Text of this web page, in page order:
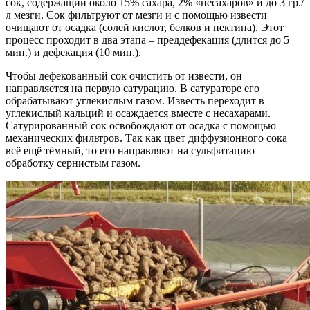
сок, содержащий около 15% сахара, 2% «несахаров» и до 3 гр./
л мезги. Сок фильтруют от мезги и с помощью извести
очищают от осадка (солей кислот, белков и пектина). Этот
процесс проходит в два этапа – преддефекация (длится до 5
мин.) и дефекация (10 мин.).
Чтобы дефекованный сок очистить от извести, он
направляется на первую сатурацию. В сатураторе его
обрабатывают углекислым газом. Известь переходит в
углекислый кальций и осаждается вместе с несахарами.
Сатурированный сок освобождают от осадка с помощью
механических фильтров. Так как цвет диффузионного сока
всё ещё тёмный, то его направляют на сульфитацию –
обработку сернистым газом.